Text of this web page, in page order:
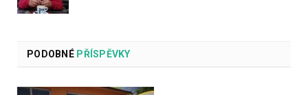
PODOBNÉPŘÍSPĚVKY